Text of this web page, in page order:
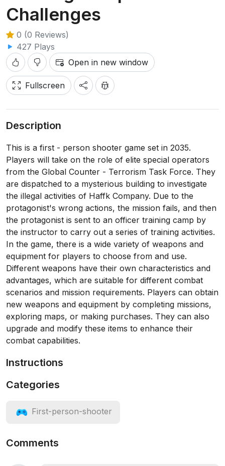
Challenges
0 (0 Reviews)
427 Plays
Open in new window
Fullscreen
Description
This is a first - person shooter game set in 2035.
Players will take on the role of elite special operators
from the Global Counter - Terrorism Task Force. They
are dispatched to a mysterious building to investigate
the illegal activities of Haffk Company. Due to the
protagonist's wrong actions, the mission fails, and then
the protagonist is sent to an officer training camp by
the instructor to carry out a series of training activities.
In the game, there is a wide variety of weapons and
equipment for players to choose from and use.
Different weapons have their own characteristics and
advantages, which are suitable for different combat
scenarios and mission requirements. Players can obtain
new weapons and equipment by completing missions,
exploring maps, or making purchases. They can also
upgrade and modify these items to enhance their
combat capabilities.
Instructions
Categories
First-person-shooter
Comments